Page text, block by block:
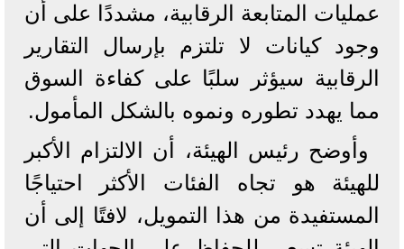
عمليات المتابعة الرقابية، مشددًا على أن
وجود كيانات لا تلتزم بإرسال التقارير
الرقابية سيؤثر سلبًا على كفاءة السوق
مما يهدد تطوره ونموه بالشكل المأمول.
وأوضح رئيس الهيئة، أن الالتزام الأكبر
للهيئة هو تجاه الفئات الأكثر احتياجًا
المستفيدة من هذا التمويل، لافتًا إلى أن